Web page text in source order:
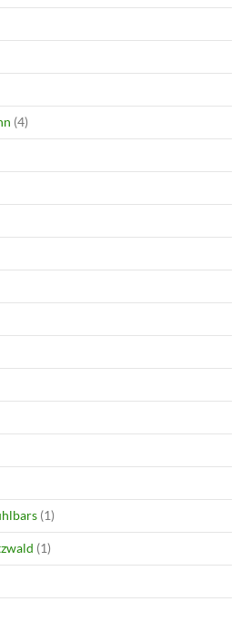
(4)
(1)
(1)